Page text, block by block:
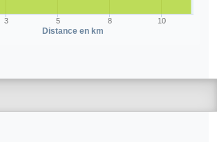
Distance en km
3 5 8 10